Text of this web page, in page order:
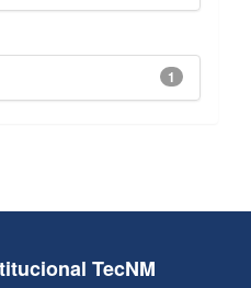
1
TecNM